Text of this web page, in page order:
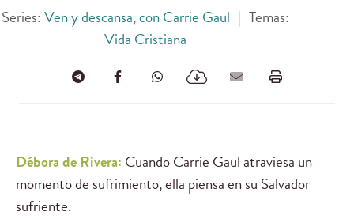
Series:Ven y descansa, con Carrie Gaul | Temas:
Vida Cristiana
Débora de Rivera: Cuando Carrie Gaul atraviesa un
momento de sufrimiento, ella piensa en su Salvador
sufriente.